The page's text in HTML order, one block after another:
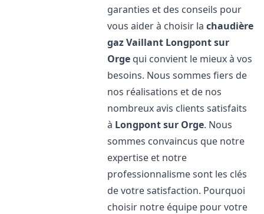
garanties et des conseils pour
vous aider à choisir lachaudière
gaz Vaillant Longpont sur
Orge qui convient le mieux à vos
besoins. Nous sommes fiers de
nos réalisations et de nos
nombreux avis clients satisfaits
à Longpont sur Orge. Nous
sommes convaincus que notre
expertise et notre
professionnalisme sont les clés
de votre satisfaction. Pourquoi
choisir notre équipe pour votre